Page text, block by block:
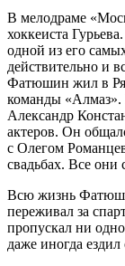
В мелодраме
хоккеиста
одной из его
действительно и
Фатюшин жил в
команды
Александр
актеров. Он
с Олегом
свадьбах. Все
Всю жизнь
переживал за
пропускал ни
даже иногда